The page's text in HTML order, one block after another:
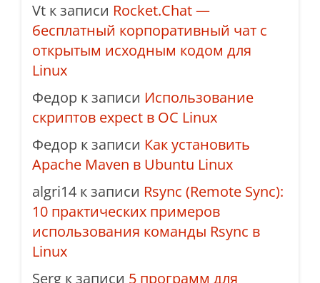
Vt к записи Rocket.Chat —
бесплатный корпоративный чат с
открытым исходным кодом для
Linux
Федор к записи Использование
скриптов expect в ОС Linux
Федор к записи Как установить
Apache Maven в Ubuntu Linux
algri14 к записи Rsync (Remote Sync):
10 практических примеров
использования команды Rsync в
Linux
Serg к записи 5 программ для